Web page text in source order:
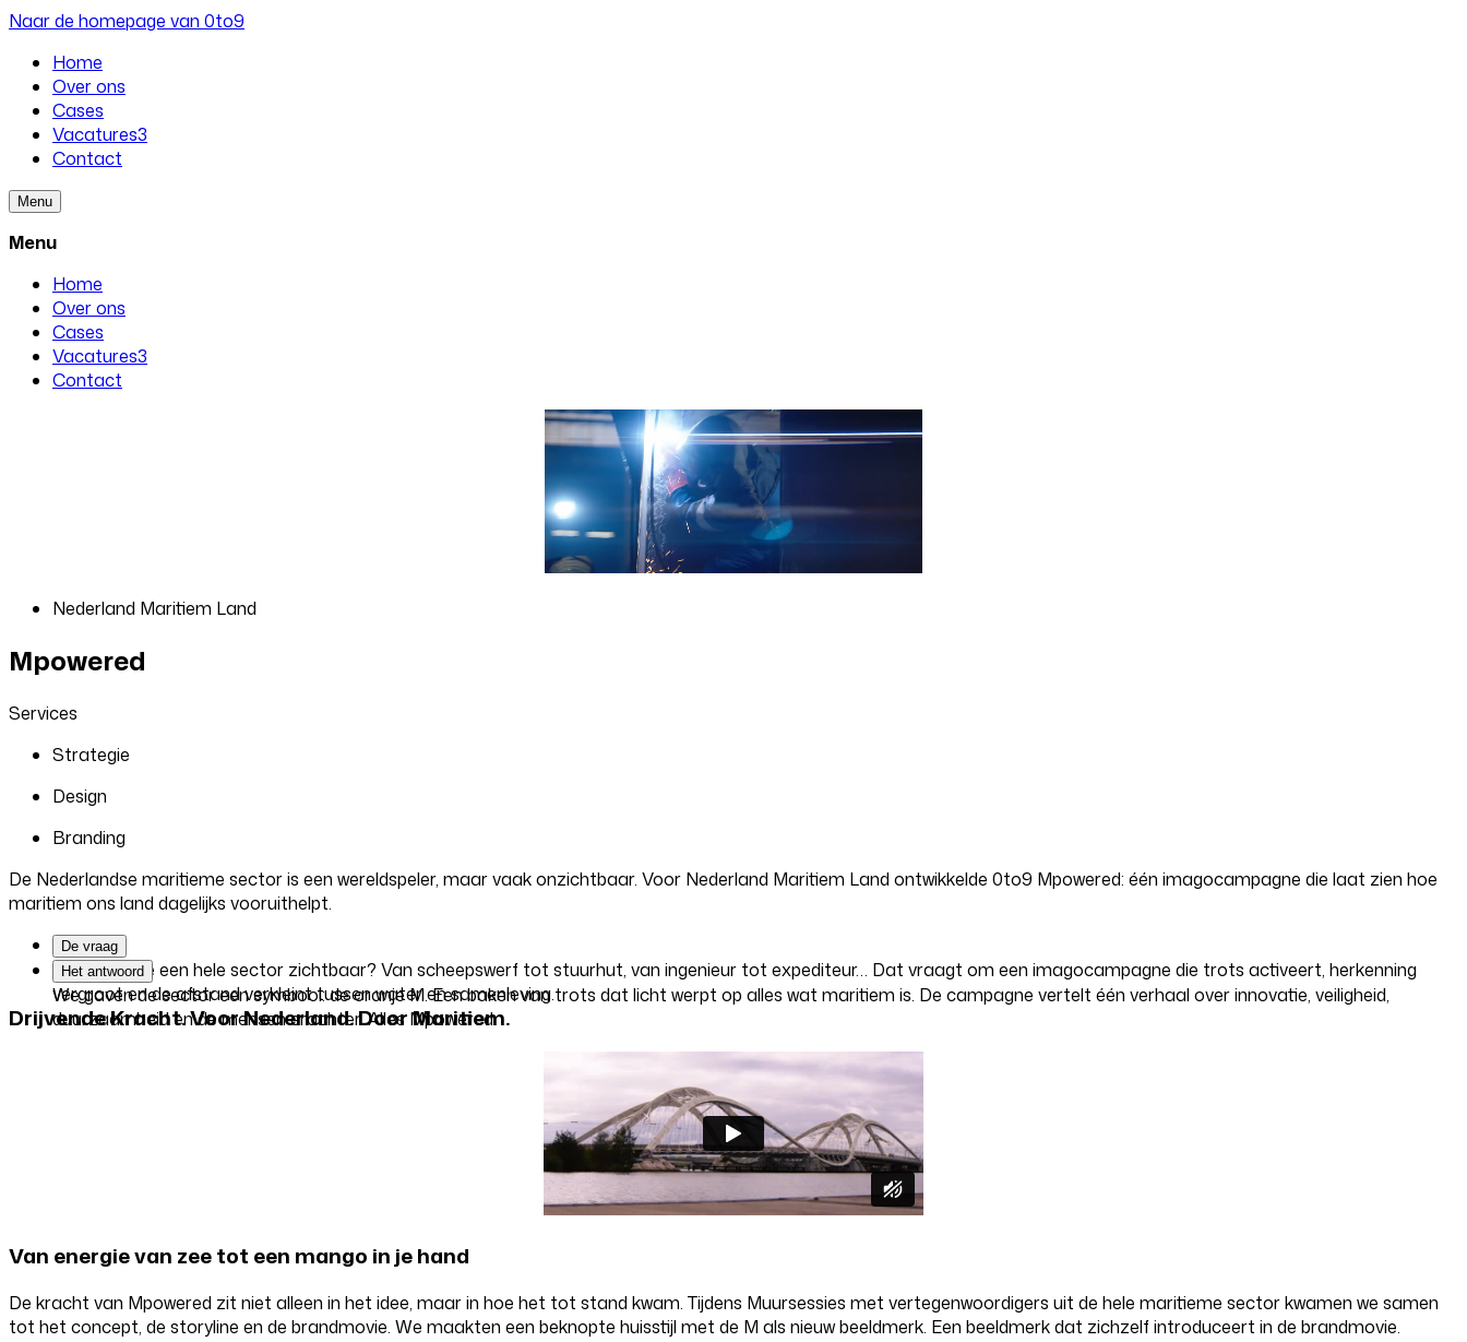
Naar de homepage van 0to9
Home
Over ons
Cases
Vacatures3
Contact
Menu
Menu
Home
Over ons
Cases
Vacatures3
Contact
Nederland Maritiem Land
Mpowered
Services
Strategie
Design
Branding
De Nederlandse maritieme sector is een wereldspeler, maar vaak onzichtbaar. Voor Nederland Maritiem Land ontwikkelde 0to9 Mpowered: één imagocampagne die laat zien hoe
maritiem ons land dagelijks vooruithelpt.
De vraag
Hoe maak je een hele sector zichtbaar? Van scheepswerf tot stuurhut, van ingenieur tot expediteur… Dat vraagt om een imagocampagne die trots activeert, herkenning
vergroot en de afstand verkleint tussen water en samenleving.
Het antwoord
We gaven de sector een symbool: de oranje M. Een baken van trots dat licht werpt op alles wat maritiem is. De campagne vertelt één verhaal over innovatie, veiligheid,
duurzaamheid en de mensen erachter. Alles Mpowered.
Drijvende Kracht. Voor Nederland. Door Maritiem.
Van energie van zee tot een mango in je hand
De kracht van Mpowered zit niet alleen in het idee, maar in hoe het tot stand kwam. Tijdens Muursessies met vertegenwoordigers uit de hele maritieme sector kwamen we samen
tot het concept, de storyline en de brandmovie. We maakten een beknopte huisstijl met de M als nieuw beeldmerk. Een beeldmerk dat zichzelf introduceert in de brandmovie.